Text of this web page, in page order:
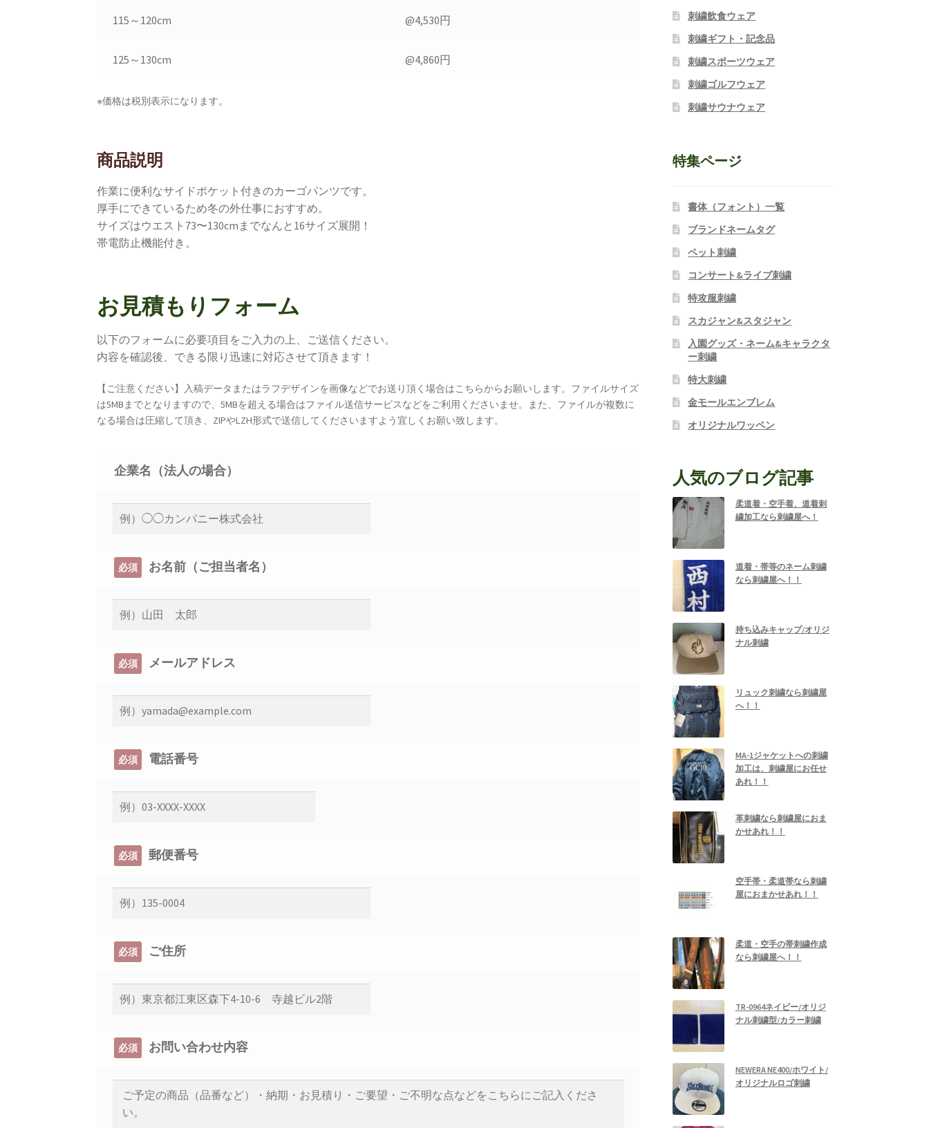
115～120cm @4,530円
125～130cm @4,860円
※価格は税別表示になります。
商品説明
作業に便利なサイドポケット付きのカーゴパンツです。
厚手にできているため冬の外仕事におすすめ。
サイズはウエスト73〜130cmまでなんと16サイズ展開！
帯電防止機能付き。
お見積もりフォーム
以下のフォームに必要項目をご入力の上、ご送信ください。
内容を確認後、できる限り迅速に対応させて頂きます！
【ご注意ください】入稿データまたはラフデザインを画像などでお送り頂く場合はこちらからお願いします。ファイルサイズ
は5MBまでとなりますので、5MBを超える場合はファイル送信サービスなどをご利用くださいませ。また、ファイルが複数に
なる場合は圧縮して頂き、ZIPやLZH形式で送信してくださいますよう宜しくお願い致します。
企業名（法人の場合）
必須 お名前（ご担当者名）
必須 メールアドレス
必須 電話番号
必須 郵便番号
必須 ご住所
必須 お問い合わせ内容
刺繍飲食ウェア
刺繍ギフト・記念品
刺繍スポーツウェア
刺繍ゴルフウェア
刺繍サウナウェア
特集ページ
書体（フォント）一覧
ブランドネームタグ
ペット刺繍
コンサート&ライブ刺繍
特攻服刺繍
スカジャン&スタジャン
入園グッズ・ネーム&キャラクタ
ー刺繍
特大刺繍
金モールエンブレム
オリジナルワッペン
人気のブログ記事
柔道着・空手着、道着刺
繍加工なら刺繍屋へ！
道着・帯等のネーム刺繍
なら刺繍屋へ！！
持ち込みキャップ/オリジ
ナル刺繍
リュック刺繍なら刺繍屋
へ！！
MA-1ジャケットへの刺繍
加工は、刺繍屋にお任せ
あれ！！
革刺繍なら刺繍屋におま
かせあれ！！
空手帯・柔道帯なら刺繍
屋におまかせあれ！！
柔道・空手の帯刺繍作成
なら刺繍屋へ！！
TR-0964ネイビー/オリジ
ナル刺繍型/カラー刺繍
NEWERA NE400/ホワイト/
オリジナルロゴ刺繍